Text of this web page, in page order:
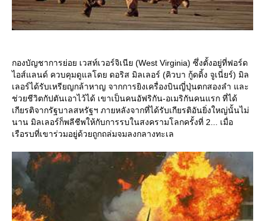
กองบัญชาการย่อย เวสท์เวอร์จิเนีย (West Virginia) ซึ่งตั้งอยู่ที่ฟอร์ด
ไอส์แลนด์ ควบคุมดูแลโดย ดอริส มิลเลอร์ (คิวบา กู้ดดิ้ง จูเนี่ยร์) มิล
เลอร์ได้รับเหรียญกล้าหาญ จากการยิงเครื่องบินญี่ปุ่นตกสองลำ และ
ช่วยชีวิตกัปตันเอาไว้ได้ เขาเป็นคนอัฟริกัน-อเมริกันคนแรก ที่ได้
เกียรติจากรัฐบาลสหรัฐฯ ภายหลังจากที่ได้รับเกียรติอันยิ่งใหญ่นั้นไม่
นาน มิลเลอร์ก็พลีชีพให้กับการรบในสงครามโลกครั้งที่ 2... เมื่อ
เรือรบที่เขาร่วมอยู่ด้วยถูกถล่มจมลงกลางทะเล